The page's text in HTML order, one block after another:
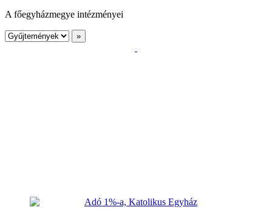
A főegyházmegye intézményei